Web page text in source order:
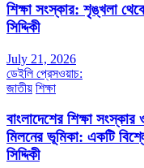
শিক্ষা সংস্কার: শৃঙ্খলা
সিদ্দিকী
July 21, 2026
ডেইলি প্রেসওয়াচ:
জাতীয় শিক্ষা
বাংলাদেশের শিক্ষা
মিলনের ভূমিকা: একটি
সিদ্দিকী